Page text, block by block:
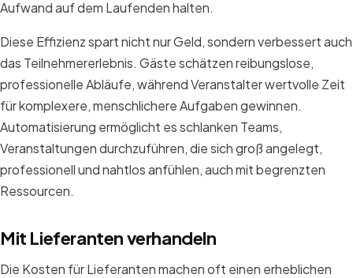
Aufwand auf dem Laufenden halten.
Diese Effizienz spart nicht nur Geld, sondern verbessert auch
das Teilnehmererlebnis. Gäste schätzen reibungslose,
professionelle Abläufe, während Veranstalter wertvolle Zeit
für komplexere, menschlichere Aufgaben gewinnen.
Automatisierung ermöglicht es schlanken Teams,
Veranstaltungen durchzuführen, die sich groß angelegt,
professionell und nahtlos anfühlen, auch mit begrenzten
Ressourcen.
Mit Lieferanten verhandeln
Die Kosten für Lieferanten machen oft einen erheblichen